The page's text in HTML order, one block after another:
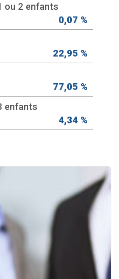
ou 2 enfants
0,07 %
22,95 %
77,05 %
enfants
4,34 %